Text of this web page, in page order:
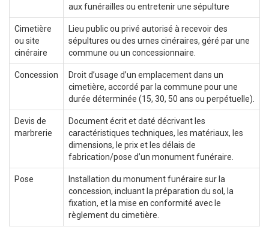
aux funérailles ou entretenir une sépulture
Cimetière
ou site
cinéraire
Lieu public ou privé autorisé à recevoir des
sépultures ou des urnes cinéraires, géré par une
commune ou un concessionnaire.
Concession
Droit d’usage d’un emplacement dans un
cimetière, accordé par la commune pour une
durée déterminée (15, 30, 50 ans ou perpétuelle).
Devis de
marbrerie
Document écrit et daté décrivant les
caractéristiques techniques, les matériaux, les
dimensions, le prix et les délais de
fabrication/pose d’un monument funéraire.
Pose
Installation du monument funéraire sur la
concession, incluant la préparation du sol, la
fixation, et la mise en conformité avec le
règlement du cimetière.